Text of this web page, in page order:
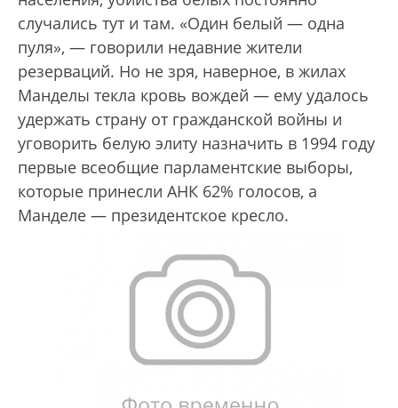
случались тут и там. «Один белый — одна
пуля», — говорили недавние жители
резерваций. Но не зря, наверное, в жилах
Манделы текла кровь вождей — ему удалось
удержать страну от гражданской войны и
уговорить белую элиту назначить в 1994 году
первые всеобщие парламентские выборы,
которые принесли АНК 62% голосов, а
Манделе — президентское кресло.